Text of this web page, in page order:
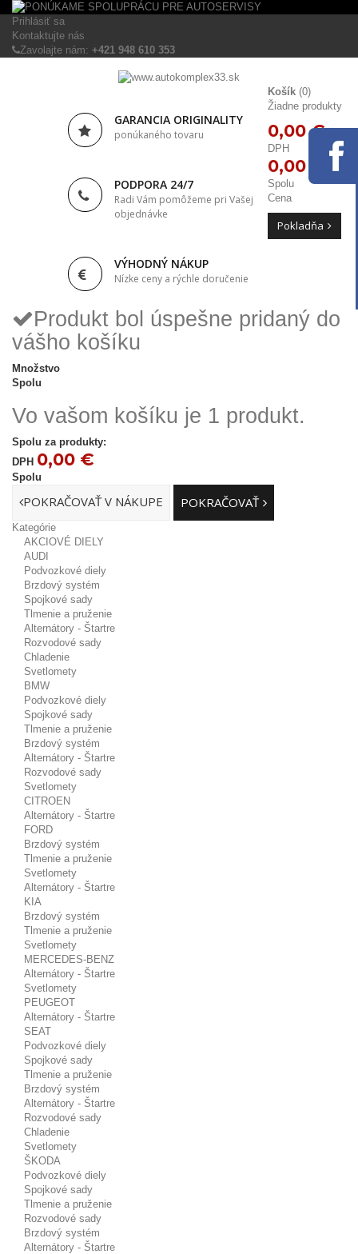
Prihlásiť sa
Kontaktujte nás
Zavolajte nám: +421 948 610 353
GARANCIA ORIGINALITY
ponúkaného tovaru
PODPORA 24/7
Radi Vám pomôžeme pri Vašej
objednávke
VÝHODNÝ NÁKUP
Nízke ceny a rýchle doručenie
Košík (0)
Žiadne produkty
0,00 €
DPH
0,00 €
Spolu
Cena
Pokladňa
Produkt bol úspešne pridaný do
vášho košíku
Množstvo
Spolu
Vo vašom košíku je 1 produkt.
Spolu za produkty:
DPH 0,00 €
Spolu
POKRAČOVAŤ V NÁKUPE POKRAČOVAŤ
Kategórie
AKCIOVÉ DIELY
AUDI
Podvozkové diely
Brzdový systém
Spojkové sady
Tlmenie a pruženie
Alternátory - Štartre
Rozvodové sady
Chladenie
Svetlomety
BMW
Podvozkové diely
Spojkové sady
Tlmenie a pruženie
Brzdový systém
Alternátory - Štartre
Rozvodové sady
Svetlomety
CITROEN
Alternátory - Štartre
FORD
Brzdový systém
Tlmenie a pruženie
Svetlomety
Alternátory - Štartre
KIA
Brzdový systém
Tlmenie a pruženie
Svetlomety
MERCEDES-BENZ
Alternátory - Štartre
Svetlomety
PEUGEOT
Alternátory - Štartre
SEAT
Podvozkové diely
Spojkové sady
Tlmenie a pruženie
Brzdový systém
Alternátory - Štartre
Rozvodové sady
Chladenie
Svetlomety
ŠKODA
Podvozkové diely
Spojkové sady
Tlmenie a pruženie
Rozvodové sady
Brzdový systém
Alternátory - Štartre